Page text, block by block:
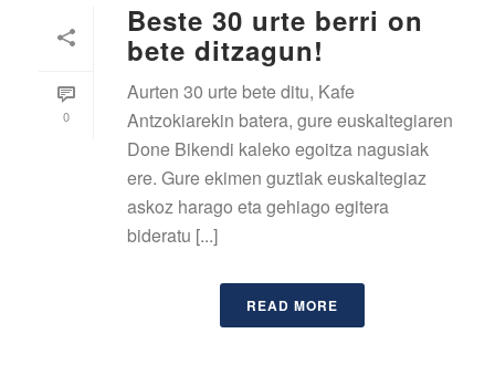
0
Beste 30 urte berri on
bete ditzagun!
Aurten 30 urte bete ditu, Kafe
Antzokiarekin batera, gure euskaltegiaren
Done Bikendi kaleko egoitza nagusiak
ere. Gure ekimen guztiak euskaltegiaz
askoz harago eta gehiago egitera
bideratu [...]
READ MORE